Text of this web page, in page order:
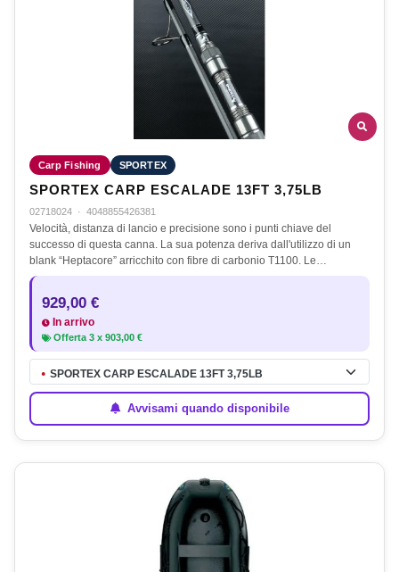
Carp Fishing SPORTEX
SPORTEX CARP ESCALADE 13FT 3,75LB
02718024 · 4048855426381
Velocità, distanza di lancio e precisione sono i punti chiave del
successo di questa canna. La sua potenza deriva dall'utilizzo di un
blank “Heptacore” arricchito con fibre di carbonio T1100. Le…
929,00 €
In arrivo
Offerta 3 x 903,00 €
● SPORTEX CARP ESCALADE 13FT 3,75LB
Avvisami quando disponibile